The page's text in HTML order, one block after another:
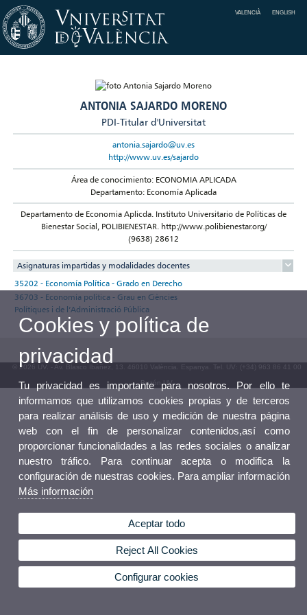
VALENCIÀ ENGLISH
ANTONIA SAJARDO MORENO
PDI-Titular d'Universitat
antonia.sajardo@uv.es
http://www.uv.es/sajardo
Área de conocimiento: ECONOMIA APLICADA
Departamento: Economía Aplicada
Departamento de Economia Aplicda. Instituto Universitario de Políticas de
Bienestar Social, POLIBIENESTAR. http://www.polibienestar.org/
(9638) 28612
Asignaturas impartidas y modalidades docentes
35202 - Economía Política - Grado en Derecho
36703 - Economía política - Grau en Ciències
Polítiques i de l’Administració Pública
© 2026 UV. - Av. Blasco Ibáñez, 13. 46010 València. Espanya. Tel. UV: (+34) 963 86 41 00
Buzón UV
Cookies y política de
privacidad
Tu privacidad es importante para nosotros. Por ello te
informamos que utilizamos cookies propias y de terceros
para realizar análisis de uso y medición de nuestra página
web con el fin de personalizar contenidos,así como
proporcionar funcionalidades a las redes sociales o analizar
nuestro tráfico. Para continuar acepta o modifica la
configuración de nuestras cookies. Para ampliar información
Más información
Aceptar todo
Reject All Cookies
Configurar cookies